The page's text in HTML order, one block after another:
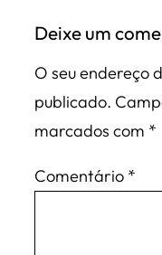
Deixe um
O seu endereço
publicado.
marcados com *
Comentário *